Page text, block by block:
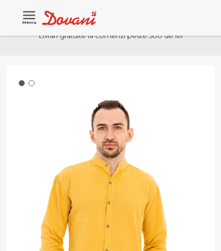
Meniu
Livrari gratuite la comenzi peste 500 de lei